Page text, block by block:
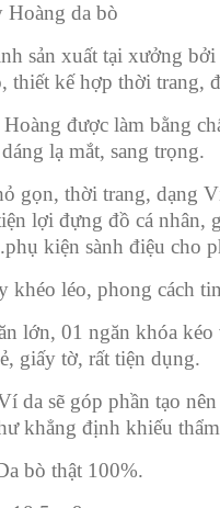
Hoàng da bò
sản xuất tại xưởng
thiết kế hợp thời trang,
được làm bằng
lạ mắt, sang trọng.
gọn, thời trang, dạng
lợi đựng đồ cá nhân,
kiện sành điệu cho
khéo léo, phong cách
lớn, 01 ngăn khóa kéo
giấy tờ, rất tiện dụng.
da sẽ góp phần tạo
khẳng định khiếu
bò thật 100%.